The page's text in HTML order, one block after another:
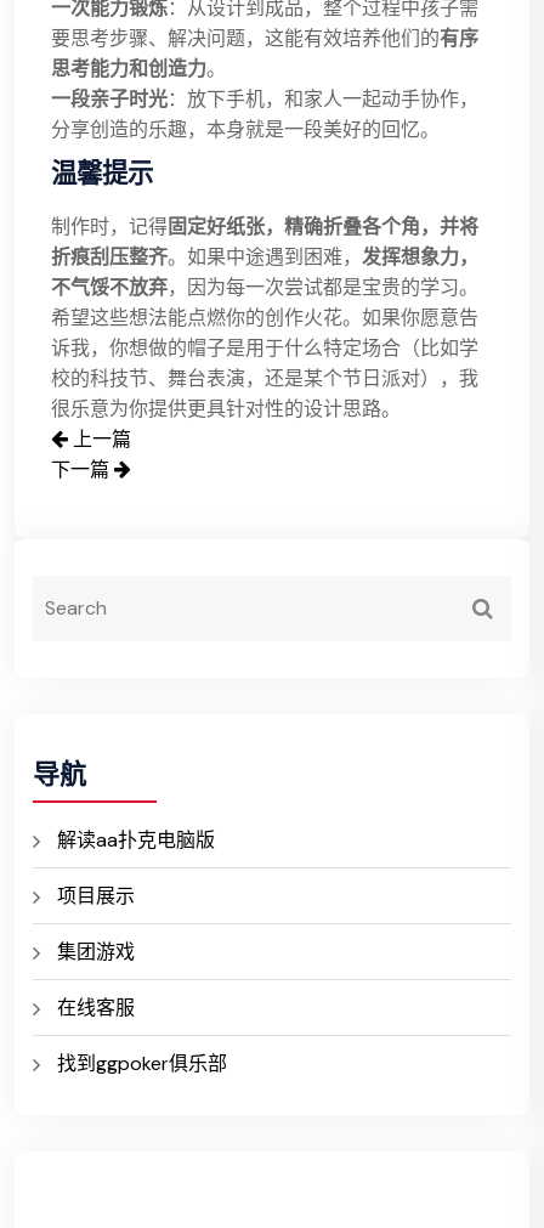
一次能力锻炼：从设计到成品，整个过程中孩子需
要思考步骤、解决问题，这能有效培养他们的有序
思考能力和创造力。
一段亲子时光：放下手机，和家人一起动手协作，
分享创造的乐趣，本身就是一段美好的回忆。
温馨提示
制作时，记得固定好纸张，精确折叠各个角，并将
折痕刮压整齐。如果中途遇到困难， 发挥想象力，
不气馁不放弃，因为每一次尝试都是宝贵的学习。
希望这些想法能点燃你的创作火花。如果你愿意告
诉我，你想做的帽子是用于什么特定场合（比如学
校的科技节、舞台表演，还是某个节日派对），我
很乐意为你提供更具针对性的设计思路。
上一篇
下一篇
导航
解读aa扑克电脑版
项目展示
集团游戏
在线客服
找到ggpoker俱乐部